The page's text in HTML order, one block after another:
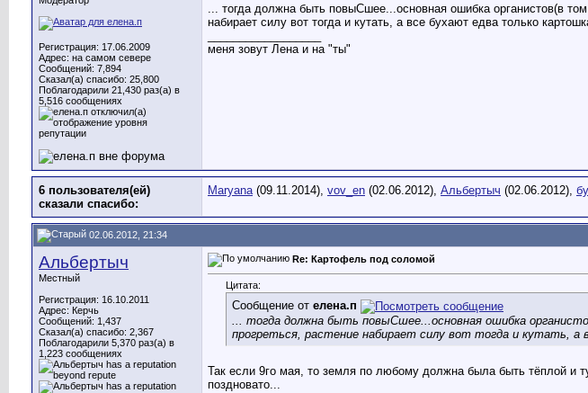
Регистрация: 17.06.2009
Адрес: на самом севере
Сообщений: 7,894
Сказал(а) спасибо: 25,800
Поблагодарили 21,430 раз(а) в
5,516 сообщениях
... тогда должна быть повыСшее...основная ошибка органистов(в
набирает силу вот тогда и кутать, а все бухают едва только
меня зовут Лена и на "ты"
6 пользователя(ей)
сказали cпасибо:
Maryana(09.11.2014), vov_en (02.06.2012), Альбертыч (02.06.2012),
02.06.2012, 21:34
Альбертыч
Местный
Регистрация: 16.10.2011
Адрес: Керчь
Сообщений: 1,437
Сказал(а) спасибо: 2,367
Поблагодарили 5,370 раз(а) в
1,223 сообщениях
Re: Картофель под соломой
Цитата:
Сообщение от елена.п
... тогда должна быть повыСшее ...основная ошибка
прогреться, растение набирает силу вот тогда и кутать, а
Так если 9го мая, то земля по любому должна была быть тёплой и
поздновато...